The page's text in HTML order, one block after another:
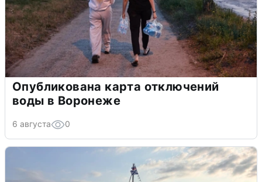
Опубликована карта отключений
воды в Воронеже
6 августа 0